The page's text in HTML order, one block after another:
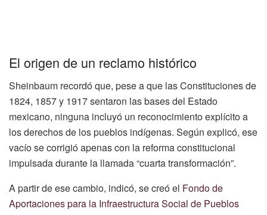
El origen de un reclamo histórico
Sheinbaum recordó que, pese a que las Constituciones de
1824, 1857 y 1917 sentaron las bases del Estado
mexicano, ninguna incluyó un reconocimiento explícito a
los derechos de los pueblos indígenas. Según explicó, ese
vacío se corrigió apenas con la reforma constitucional
impulsada durante la llamada “cuarta transformación”.
A partir de ese cambio, indicó, se creó el Fondo de
Aportaciones para la Infraestructura Social de Pueblos